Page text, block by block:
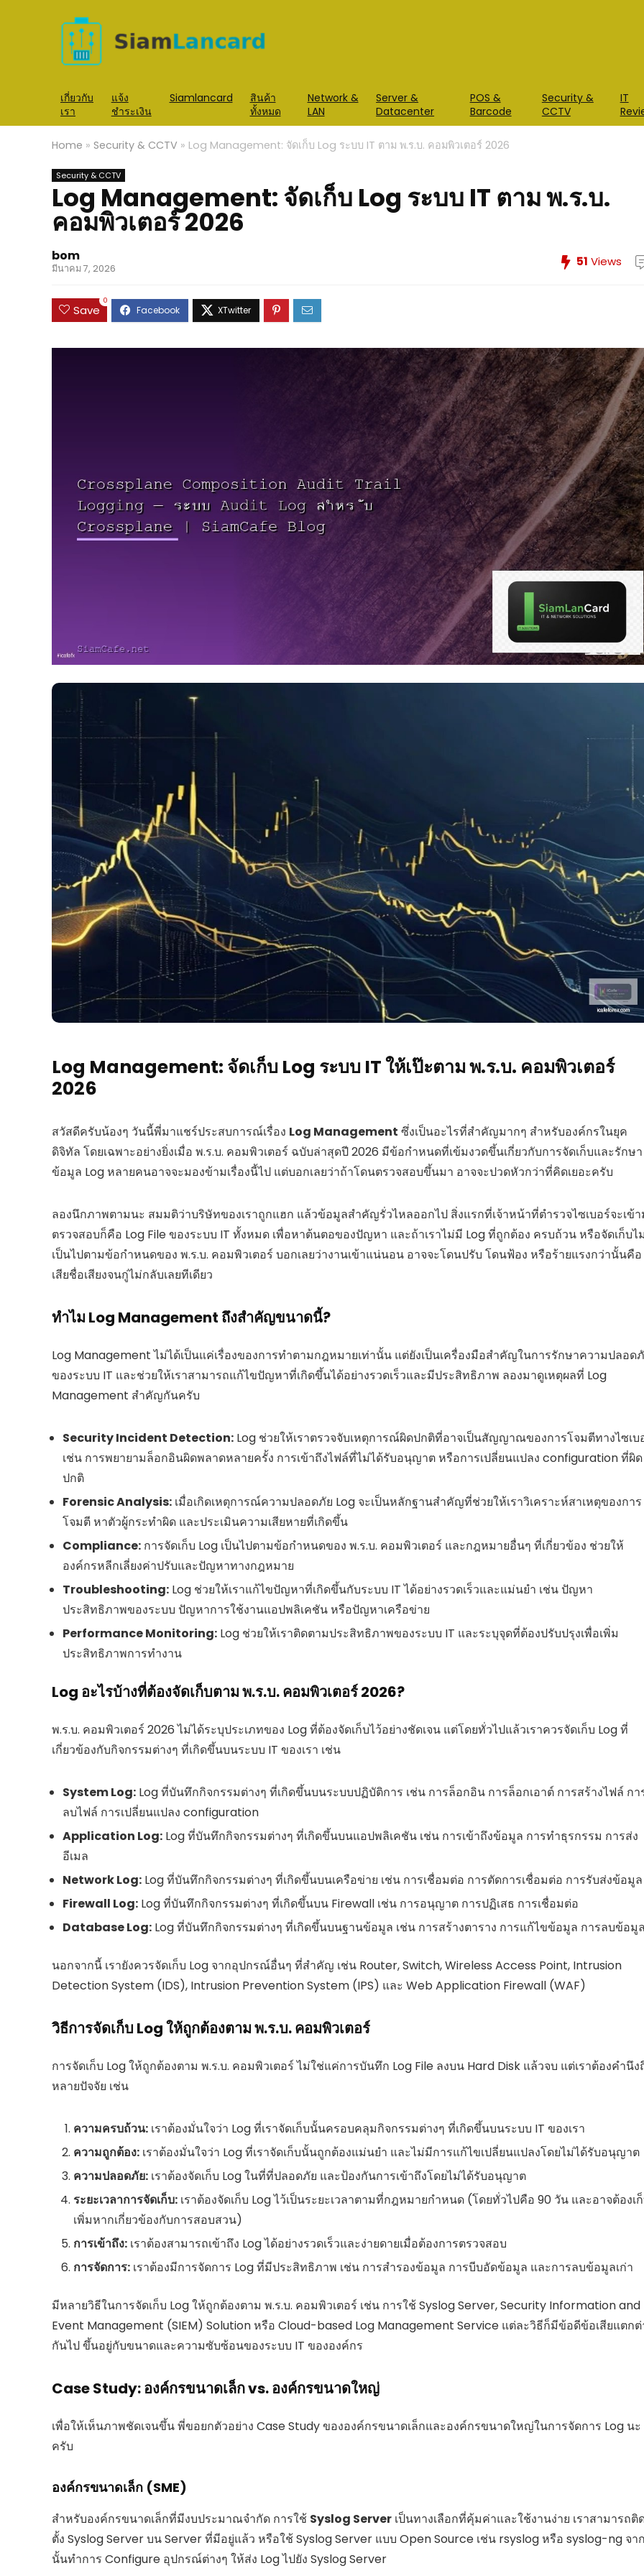
เกี่ยวกับ
เรา
แจ้ง
ชำระเงิน
Siamlancard
สินค้า
ทั้งหมด
Network &
LAN
Server &
Datacenter
POS &
Barcode
Security &
CCTV
IT
Home » Security & CCTV » Log Management: จัดเก็บ Log ระบบ IT ตาม พ.ร.บ. คอมพิวเตอร์ 2026
Security & CCTV
Log Management: จัดเก็บ Log ระบบ IT ตาม พ.ร.บ.
คอมพิวเตอร์ 2026
bom
มีนาคม 7, 2026 51 Views
Save
0
Log Management: จัดเก็บ Log ระบบ IT ให้เป๊ะตาม พ.ร.บ. คอมพิวเตอร์
2026
สวัสดีครับน้องๆ วันนี้พี่มาแชร์ประสบการณ์เรื่อง Log Management ซึ่งเป็นอะไรที่สำคัญมากๆ สำหรับองค์กรในยุค
ดิจิทัล โดยเฉพาะอย่างยิ่งเมื่อ พ.ร.บ. คอมพิวเตอร์ ฉบับล่าสุดปี 2026 มีข้อกำหนดที่เข้มงวดขึ้นเกี่ยวกับการจัดเก็บและรักษา
ข้อมูล Log หลายคนอาจจะมองข้ามเรื่องนี้ไป แต่บอกเลยว่าถ้าโดนตรวจสอบขึ้นมา อาจจะปวดหัวกว่าที่คิดเยอะครับ
ลองนึกภาพตามนะ สมมติว่าบริษัทของเราถูกแฮก แล้วข้อมูลสำคัญรั่วไหลออกไป สิ่งแรกที่เจ้าหน้าที่ตำรวจไซเบอร์จะเข้า
ตรวจสอบก็คือ Log File ของระบบ IT ทั้งหมด เพื่อหาต้นตอของปัญหา และถ้าเราไม่มี Log ที่ถูกต้อง ครบถ้วน หรือจัดเก็บไ
เป็นไปตามข้อกำหนดของ พ.ร.บ. คอมพิวเตอร์ บอกเลยว่างานเข้าแน่นอน อาจจะโดนปรับ โดนฟ้อง หรือร้ายแรงกว่านั้นคือ
เสียชื่อเสียงจนกู่ไม่กลับเลยทีเดียว
ทำไม Log Management ถึงสำคัญขนาดนี้?
Log Management ไม่ได้เป็นแค่เรื่องของการทำตามกฎหมายเท่านั้น แต่ยังเป็นเครื่องมือสำคัญในการรักษาความปลอด
ของระบบ IT และช่วยให้เราสามารถแก้ไขปัญหาที่เกิดขึ้นได้อย่างรวดเร็วและมีประสิทธิภาพ ลองมาดูเหตุผลที่ Log
Management สำคัญกันครับ
Security Incident Detection: Log ช่วยให้เราตรวจจับเหตุการณ์ผิดปกติที่อาจเป็นสัญญาณของการโจมตีทางไซเบ
เช่น การพยายามล็อกอินผิดพลาดหลายครั้ง การเข้าถึงไฟล์ที่ไม่ได้รับอนุญาต หรือการเปลี่ยนแปลง configuration ที่ผิด
ปกติ
Forensic Analysis: เมื่อเกิดเหตุการณ์ความปลอดภัย Log จะเป็นหลักฐานสำคัญที่ช่วยให้เราวิเคราะห์สาเหตุของการ
โจมตี หาตัวผู้กระทำผิด และประเมินความเสียหายที่เกิดขึ้น
Compliance: การจัดเก็บ Log เป็นไปตามข้อกำหนดของ พ.ร.บ. คอมพิวเตอร์ และกฎหมายอื่นๆ ที่เกี่ยวข้อง ช่วยให้
องค์กรหลีกเลี่ยงค่าปรับและปัญหาทางกฎหมาย
Troubleshooting: Log ช่วยให้เราแก้ไขปัญหาที่เกิดขึ้นกับระบบ IT ได้อย่างรวดเร็วและแม่นยำ เช่น ปัญหา
ประสิทธิภาพของระบบ ปัญหาการใช้งานแอปพลิเคชัน หรือปัญหาเครือข่าย
Performance Monitoring: Log ช่วยให้เราติดตามประสิทธิภาพของระบบ IT และระบุจุดที่ต้องปรับปรุงเพื่อเพิ่ม
ประสิทธิภาพการทำงาน
Log อะไรบ้างที่ต้องจัดเก็บตาม พ.ร.บ. คอมพิวเตอร์ 2026?
พ.ร.บ. คอมพิวเตอร์ 2026 ไม่ได้ระบุประเภทของ Log ที่ต้องจัดเก็บไว้อย่างชัดเจน แต่โดยทั่วไปแล้วเราควรจัดเก็บ Log ที่
เกี่ยวข้องกับกิจกรรมต่างๆ ที่เกิดขึ้นบนระบบ IT ของเรา เช่น
System Log: Log ที่บันทึกกิจกรรมต่างๆ ที่เกิดขึ้นบนระบบปฏิบัติการ เช่น การล็อกอิน การล็อกเอาต์ การสร้างไฟล์ กา
ลบไฟล์ การเปลี่ยนแปลง configuration
Application Log: Log ที่บันทึกกิจกรรมต่างๆ ที่เกิดขึ้นบนแอปพลิเคชัน เช่น การเข้าถึงข้อมูล การทำธุรกรรม การส่ง
อีเมล
Network Log: Log ที่บันทึกกิจกรรมต่างๆ ที่เกิดขึ้นบนเครือข่าย เช่น การเชื่อมต่อ การตัดการเชื่อมต่อ การรับส่งข้อมูล
Firewall Log: Log ที่บันทึกกิจกรรมต่างๆ ที่เกิดขึ้นบน Firewall เช่น การอนุญาต การปฏิเสธ การเชื่อมต่อ
Database Log: Log ที่บันทึกกิจกรรมต่างๆ ที่เกิดขึ้นบนฐานข้อมูล เช่น การสร้างตาราง การแก้ไขข้อมูล การลบข้อมูล
นอกจากนี้ เรายังควรจัดเก็บ Log จากอุปกรณ์อื่นๆ ที่สำคัญ เช่น Router, Switch, Wireless Access Point, Intrusion
Detection System (IDS), Intrusion Prevention System (IPS) และ Web Application Firewall (WAF)
วิธีการจัดเก็บ Log ให้ถูกต้องตาม พ.ร.บ. คอมพิวเตอร์
การจัดเก็บ Log ให้ถูกต้องตาม พ.ร.บ. คอมพิวเตอร์ ไม่ใช่แค่การบันทึก Log File ลงบน Hard Disk แล้วจบ แต่เราต้องคำนึง
หลายปัจจัย เช่น
ความครบถ้วน: เราต้องมั่นใจว่า Log ที่เราจัดเก็บนั้นครอบคลุมกิจกรรมต่างๆ ที่เกิดขึ้นบนระบบ IT ของเรา
ความถูกต้อง: เราต้องมั่นใจว่า Log ที่เราจัดเก็บนั้นถูกต้องแม่นยำ และไม่มีการแก้ไขเปลี่ยนแปลงโดยไม่ได้รับอนุญาต
ความปลอดภัย: เราต้องจัดเก็บ Log ในที่ที่ปลอดภัย และป้องกันการเข้าถึงโดยไม่ได้รับอนุญาต
ระยะเวลาการจัดเก็บ: เราต้องจัดเก็บ Log ไว้เป็นระยะเวลาตามที่กฎหมายกำหนด (โดยทั่วไปคือ 90 วัน และอาจต้องเ
เพิ่มหากเกี่ยวข้องกับการสอบสวน)
การเข้าถึง: เราต้องสามารถเข้าถึง Log ได้อย่างรวดเร็วและง่ายดายเมื่อต้องการตรวจสอบ
การจัดการ: เราต้องมีการจัดการ Log ที่มีประสิทธิภาพ เช่น การสำรองข้อมูล การบีบอัดข้อมูล และการลบข้อมูลเก่า
มีหลายวิธีในการจัดเก็บ Log ให้ถูกต้องตาม พ.ร.บ. คอมพิวเตอร์ เช่น การใช้ Syslog Server, Security Information and
Event Management (SIEM) Solution หรือ Cloud-based Log Management Service แต่ละวิธีก็มีข้อดีข้อเสียแตกต่
กันไป ขึ้นอยู่กับขนาดและความซับซ้อนของระบบ IT ขององค์กร
Case Study: องค์กรขนาดเล็ก vs. องค์กรขนาดใหญ่
เพื่อให้เห็นภาพชัดเจนขึ้น พี่ขอยกตัวอย่าง Case Study ขององค์กรขนาดเล็กและองค์กรขนาดใหญ่ในการจัดการ Log นะ
ครับ
องค์กรขนาดเล็ก (SME)
สำหรับองค์กรขนาดเล็กที่มีงบประมาณจำกัด การใช้ Syslog Server เป็นทางเลือกที่คุ้มค่าและใช้งานง่าย เราสามารถติ
ตั้ง Syslog Server บน Server ที่มีอยู่แล้ว หรือใช้ Syslog Server แบบ Open Source เช่น rsyslog หรือ syslog-ng จาก
นั้นทำการ Configure อุปกรณ์ต่างๆ ให้ส่ง Log ไปยัง Syslog Server